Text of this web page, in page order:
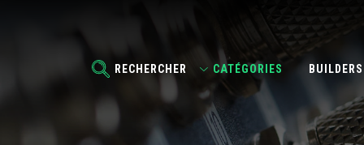
RECHERCHER CATÉGORIES BUILDERS